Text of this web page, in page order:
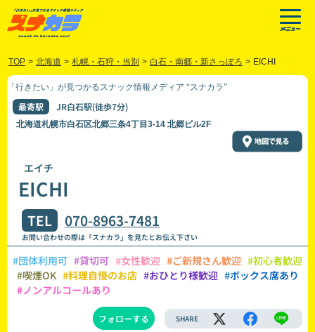
TOP > 北海道 > 札幌・石狩・当別 > 白石・南郷・新さっぽろ > EICHI
「行きたい」が見つかるスナック情報メディア “スナカラ”
最寄駅 JR白石駅(徒歩7分)
北海道札幌市白石区北郷三条4丁目3-14 北郷ビル2F
エイチ
EICHI
TEL 070-8963-7481
お問い合わせの際は「スナカラ」を見たとお伝え下さい
#団体利用可 #貸切可 #女性歓迎 #ご新規さん歓迎 #初心者歓迎
#喫煙OK #料理自慢のお店 #おひとり様歓迎 #ボックス席あり
#ノンアルコールあり
フォローする SHARE